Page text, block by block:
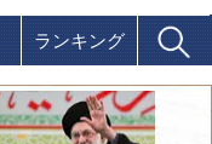
ランキング